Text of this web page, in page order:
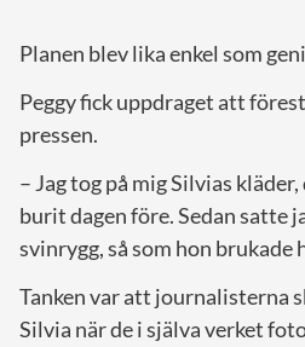
Planen blev lika enkel som
Peggy fick uppdraget att
pressen.
– Jag tog på mig Silvias
burit dagen före. Sedan satte
svinrygg, så som hon brukade
Tanken var att journalisterna
Silvia när de i själva verket